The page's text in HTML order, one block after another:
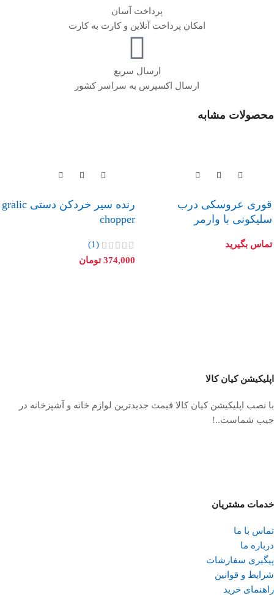
پرداخت آسان
امکان پرداخت آنلاین و کارت به کارت
ارسال سریع
ارسال اکسپرس به سراسر کشور
محصولات مشابه
قوری عروسکی درب
سلیکونی با وارمر
تماس بگیرید
رنده سیر خردکن دستی gralic
chopper
(1)
374,000 تومان
اپلیکیشن کیان کالا
با نصب اپلیکیشن کیان کالا قیمت جدیدترین لوازم خانه و آشپزخانه در
جیب شماست..!
خدمات مشتریان
تماس با ما
درباره ما
پیگیری سفارشات
شرایط و قوانین
راهنمای خرید